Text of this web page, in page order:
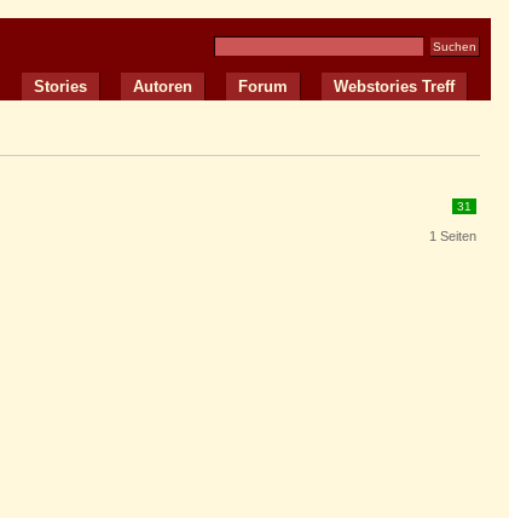
Stories Autoren Forum Webstories Treff
31
1 Seiten